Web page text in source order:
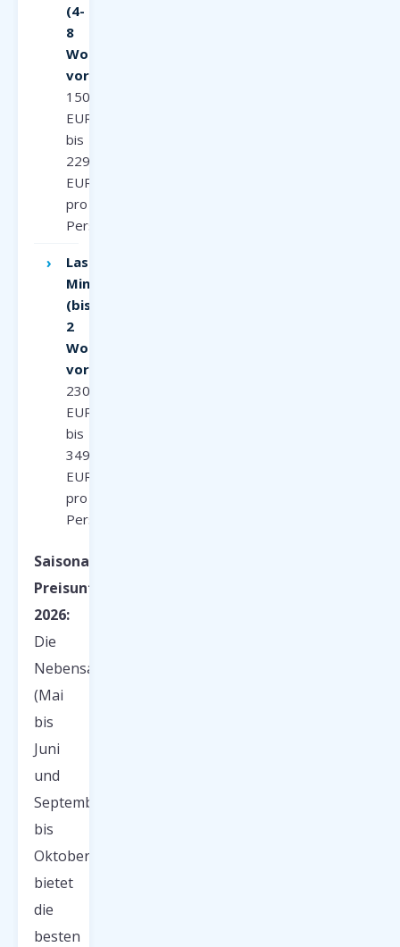
(4-
8
Wochen
voraus):
150
EUR
bis
229
EUR
pro
Person
Last-
Minute
(bis
2
Wochen
voraus):
230
EUR
bis
349
EUR
pro
Person
Saisonale
Preisunterschiede
2026:
Die
Nebensaison
(Mai
bis
Juni
und
September
bis
Oktober)
bietet
die
besten